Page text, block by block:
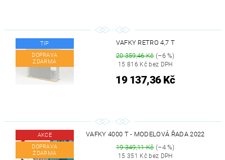
TIP
DOPRAVA
ZDARMA
VAFKY RETRO 4,7 T
20 359,46 Kč(–6 %)
15 816 Kč bez DPH
19 137,36 Kč
AKCE
DOPRAVA
ZDARMA
VAFKY 4000 T - MODELOVÁ ŘADA 2022
19 349,11 Kč(–4 %)
15 351 Kč bez DPH